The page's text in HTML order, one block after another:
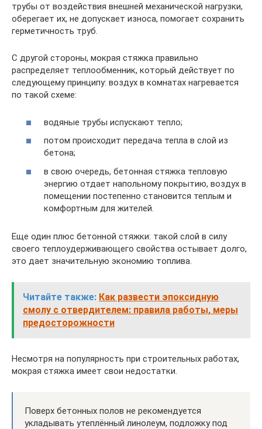
трубы от воздействия внешней механической нагрузки,
оберегает их, не допускает износа, помогает сохранить
герметичность труб.
С другой стороны, мокрая стяжка правильно
распределяет теплообменник, который действует по
следующему принципу: воздух в комнатах нагревается
по такой схеме:
водяные трубы испускают тепло;
потом происходит передача тепла в слой из
бетона;
в свою очередь, бетонная стяжка тепловую
энергию отдает напольному покрытию, воздух в
помещении постепенно становится теплым и
комфортным для жителей.
Еще один плюс бетонной стяжки: такой слой в силу
своего теплоудерживающего свойства остывает долго,
это дает значительную экономию топлива.
Читайте также: Как развести эпоксидную
смолу с отвердителем: правила работы, меры
предосторожности
Несмотря на популярность при строительных работах,
мокрая стяжка имеет свои недостатки.
Поверх бетонных полов не рекомендуется
укладывать утеплённый линолеум, подложку под